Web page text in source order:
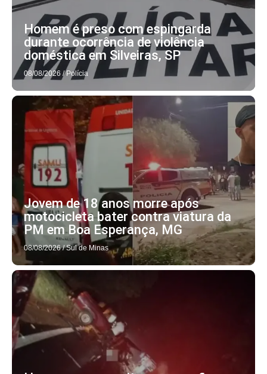
Homem é preso com espingarda
durante ocorrência de violência
doméstica em Silveiras, SP
08/08/2026 / Polícia
Jovem de 18 anos morre após
motocicleta bater contra viatura da
PM em Boa Esperança, MG
08/08/2026 / Sul de Minas